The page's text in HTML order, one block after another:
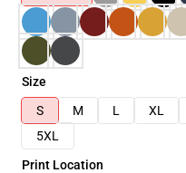
Size
S
M L XL
5XL
Print Location